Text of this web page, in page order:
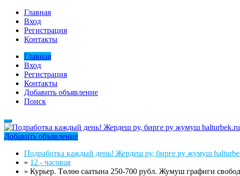
Главная
Вход
Регистрация
Контакты
Главная
Вход
Регистрация
Контакты
Добавить объявление
Поиск
Добавить объявление
Подработка каждый день! Жердеш ру, бирге ру жумуш
» 12 - часовая
» Курьер. Төлөө саатына 250-700 рубл. Жумуш графиги